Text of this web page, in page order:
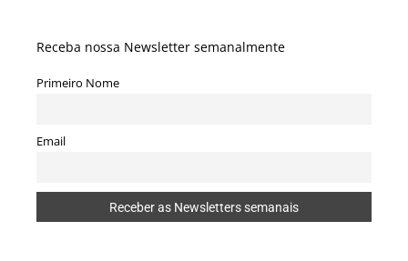
Receba nossa Newsletter semanalmente
Primeiro Nome
Email